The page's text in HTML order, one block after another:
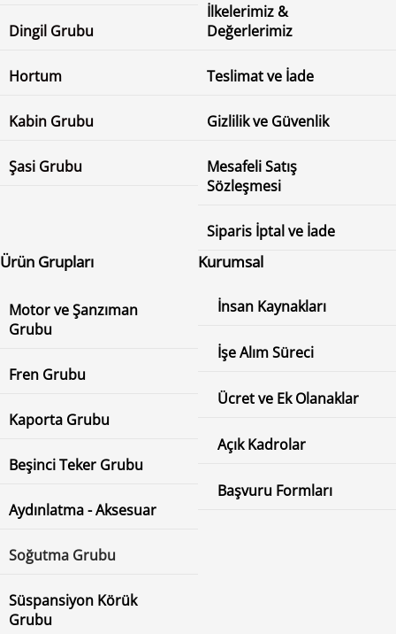
Dingil Grubu
Hortum
Kabin Grubu
Şasi Grubu
İlkelerimiz &
Değerlerimiz
Teslimat ve İade
Gizlilik ve Güvenlik
Mesafeli Satış
Sözleşmesi
Siparis İptal ve İade
Ürün Grupları
Motor ve Şanzıman
Grubu
Fren Grubu
Kaporta Grubu
Beşinci Teker Grubu
Aydınlatma - Aksesuar
Soğutma Grubu
Süspansiyon Körük
Grubu
Kurumsal
İnsan Kaynakları
İşe Alım Süreci
Ücret ve Ek Olanaklar
Açık Kadrolar
Başvuru Formları